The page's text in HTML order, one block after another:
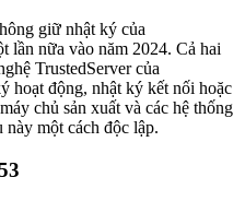
giữ nhật ký của
lần nữa vào năm 2024. Cả hai
TrustedServer của
hoạt động, nhật ký kết nối hoặc
chủ sản xuất và các hệ thống
này một cách độc lập.